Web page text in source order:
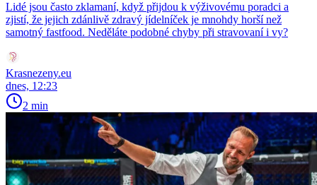
Lidé jsou často zklamaní, když přijdou k výživovému poradci a
zjistí, že jejich zdánlivě zdravý jídelníček je mnohdy horší než
samotný fastfood. Neděláte podobné chyby při stravovaní i vy?
Krasnezeny.eu
dnes, 12:23
2 min